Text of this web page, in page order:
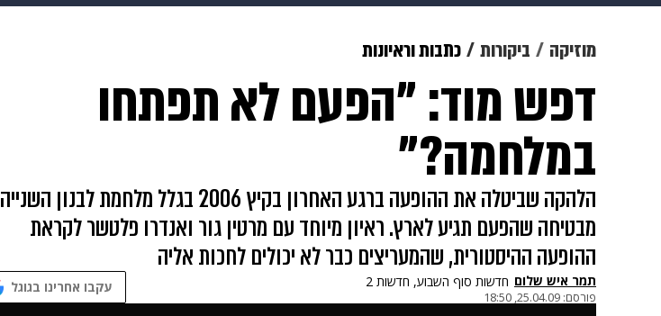
מוזיקה תרבות
דיגיטל ויוה משפט תשעה חודשים
מוזיקה ביקורות כתבות וראיונות
דפש מוד: "הפעם לא תפתחו
במלחמה?"
הלהקה שביטלה את ההופעה ברגע האחרון בקיץ 2006 בגלל מלחמת לבנון השנייה
מבטיחה שהפעם תגיע לארץ. ראיון מיוחד עם מרטין גור ואנדרו פלטשר לקראת
ההופעה ההיסטורית, שהמעריצים כבר לא יכולים לחכות אליה
תמר איש שלום חדשות סוף השבוע, חדשות 2
פורסם: 25.04.09, 18:50
עקבו אחרינו בגוגל